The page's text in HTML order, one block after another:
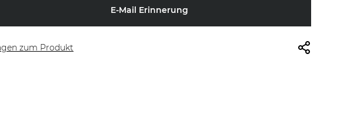
E-Mail Erinnerung
zum Produkt